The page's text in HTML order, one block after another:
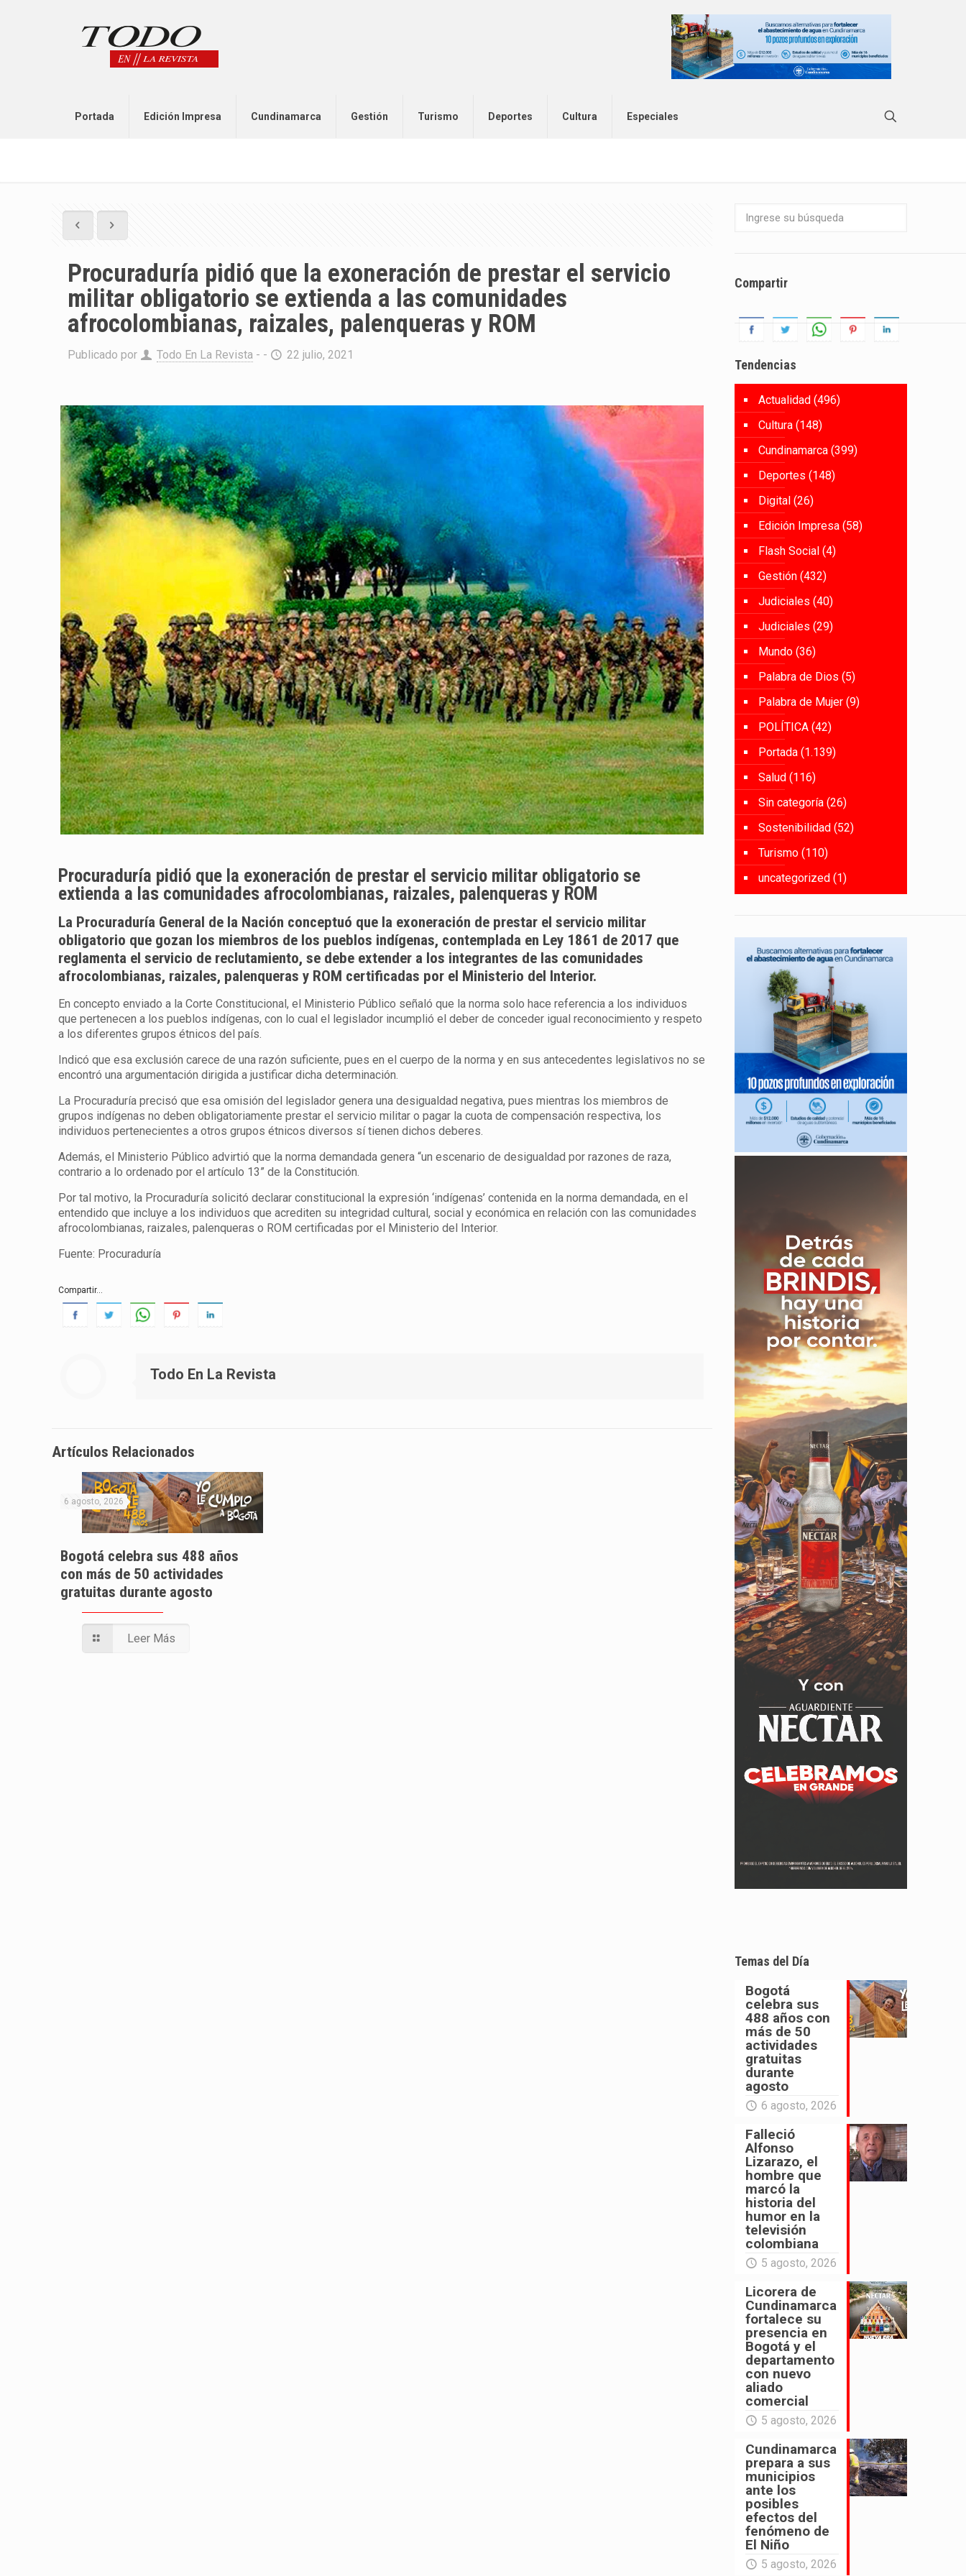
Portada Edición Impresa Cundinamarca Gestión Turismo Deportes Cultura Especiales
Procuraduría pidió que la exoneración de prestar el servicio
militar obligatorio se extienda a las comunidades
afrocolombianas, raizales, palenqueras y ROM
Publicado por Todo En La Revista - - 22 julio, 2021
Procuraduría pidió que la exoneración de prestar el servicio militar obligatorio se
extienda a las comunidades afrocolombianas, raizales, palenqueras y ROM
La Procuraduría General de la Nación conceptuó que la exoneración de prestar el servicio militar
obligatorio que gozan los miembros de los pueblos indígenas, contemplada en Ley 1861 de 2017 que
reglamenta el servicio de reclutamiento, se debe extender a los integrantes de las comunidades
afrocolombianas, raizales, palenqueras y ROM certificadas por el Ministerio del Interior.
En concepto enviado a la Corte Constitucional, el Ministerio Público señaló que la norma solo hace referencia a los individuos
que pertenecen a los pueblos indígenas, con lo cual el legislador incumplió el deber de conceder igual reconocimiento y respeto
a los diferentes grupos étnicos del país.
Indicó que esa exclusión carece de una razón suficiente, pues en el cuerpo de la norma y en sus antecedentes legislativos no se
encontró una argumentación dirigida a justificar dicha determinación.
La Procuraduría precisó que esa omisión del legislador genera una desigualdad negativa, pues mientras los miembros de
grupos indígenas no deben obligatoriamente prestar el servicio militar o pagar la cuota de compensación respectiva, los
individuos pertenecientes a otros grupos étnicos diversos sí tienen dichos deberes.
Además, el Ministerio Público advirtió que la norma demandada genera “un escenario de desigualdad por razones de raza,
contrario a lo ordenado por el artículo 13” de la Constitución.
Por tal motivo, la Procuraduría solicitó declarar constitucional la expresión ‘indígenas’ contenida en la norma demandada, en el
entendido que incluye a los individuos que acrediten su integridad cultural, social y económica en relación con las comunidades
afrocolombianas, raizales, palenqueras o ROM certificadas por el Ministerio del Interior.
Fuente: Procuraduría
Compartir...
Todo En La Revista
Artículos Relacionados
6 agosto, 2026
Bogotá celebra sus 488 años
con más de 50 actividades
gratuitas durante agosto
Leer Más
Compartir
Tendencias
Actualidad (496)
Cultura (148)
Cundinamarca (399)
Deportes (148)
Digital (26)
Edición Impresa (58)
Flash Social (4)
Gestión (432)
Judiciales (40)
Judiciales (29)
Mundo (36)
Palabra de Dios (5)
Palabra de Mujer (9)
POLÍTICA (42)
Portada (1.139)
Salud (116)
Sin categoría (26)
Sostenibilidad (52)
Turismo (110)
uncategorized (1)
Temas del Día
Bogotá
celebra sus
488 años con
más de 50
actividades
gratuitas
durante
agosto
6 agosto, 2026
Falleció
Alfonso
Lizarazo, el
hombre que
marcó la
historia del
humor en la
televisión
colombiana
5 agosto, 2026
Licorera de
Cundinamarca
fortalece su
presencia en
Bogotá y el
departamento
con nuevo
aliado
comercial
5 agosto, 2026
Cundinamarca
prepara a sus
municipios
ante los
posibles
efectos del
fenómeno de
El Niño
5 agosto, 2026